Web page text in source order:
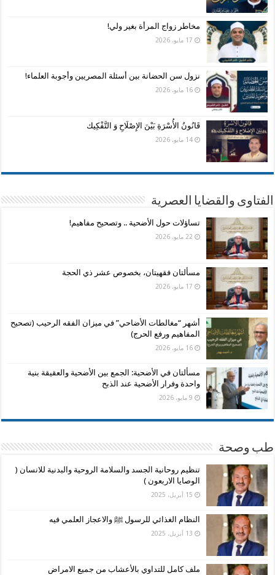
مخاطر زواج المرأة بغير ولي!
17 مايو، 2026
نزول سن الحضانة بين أسئلة المصريين وأجوبة العلماء!
16 مايو، 2026
قَانُونُ الأُسْرَةِ بَيْنَ الإِصْلَاحِ وَ التَّفْكِيك
14 مايو، 2026
الفتاوى والقضايا العصرية
تساؤلات حول الأضحية .. وتصحيح مفاهيم!
22 مايو، 2026
مسألتان فقهيتان، بخصوص عشر ذي الحجة
17 مايو، 2026
أشهر “مغالطات الأضاحي” في ميزان الفقه الرحيب (تصحيح
المفاهيم ورفع الحرج)
16 مايو، 2026
مسألتان في الأضحية: الجمع بين الأضحية والعقيقة بنية
واحدة وفرار الأضحية عند الذبح
9 مايو، 2026
طب وصحة
تنظيم روحانية الجسد والسلامة الروحية والبدنية للانسان (
الوصايا الاربعون )
15 أبريل، 2025
النظام الغذائي للرسول ﷺ والاعجاز العلمي فيه
13 أبريل، 2025
ملف كامل للتداوي بالأعشاب من جميع الامراض